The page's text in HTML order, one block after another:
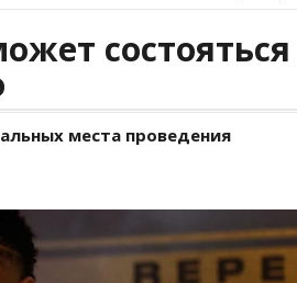
состояться
места проведения